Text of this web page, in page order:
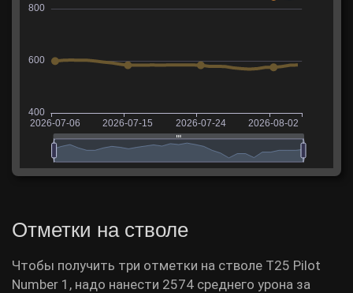
Отметки на стволе
Чтобы получить три отметки на стволе T25 Pilot
Number 1, надо нанести 2574 среднего урона за